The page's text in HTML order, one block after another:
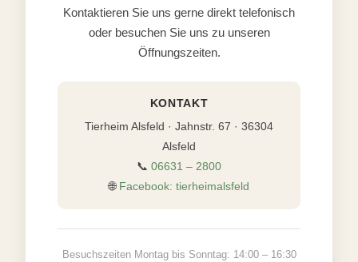
Kontaktieren Sie uns gerne direkt telefonisch
oder besuchen Sie uns zu unseren
Öffnungszeiten.
KONTAKT
Tierheim Alsfeld · Jahnstr. 67 · 36304
Alsfeld
📞 06631 – 2800
🌐 Facebook: tierheimalsfeld
Besuchszeiten Montag bis Sonntag: 14:00 – 16:30